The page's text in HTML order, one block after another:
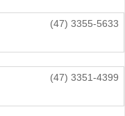
(47) 3355-5633
(47) 3351-4399